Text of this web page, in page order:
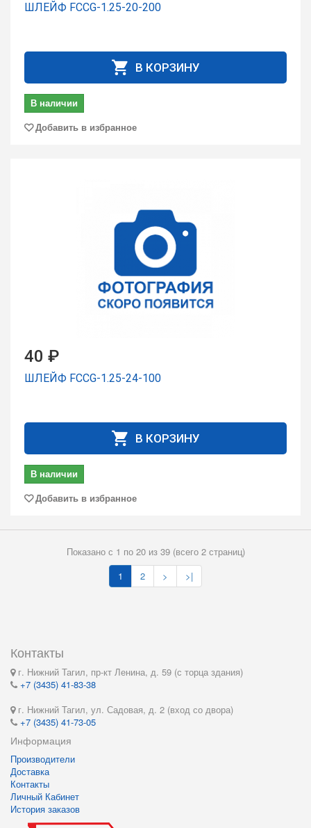
ШЛЕЙФ FCCG-1.25-20-200
В КОРЗИНУ
В наличии
Добавить в избранное
40 ₽
ШЛЕЙФ FCCG-1.25-24-100
В КОРЗИНУ
В наличии
Добавить в избранное
Показано с 1 по 20 из 39 (всего 2 страниц)
1
2 > >|
Контакты
г. Нижний Тагил, пр-кт Ленина, д. 59 (с торца здания)
+7 (3435) 41-83-38
г. Нижний Тагил, ул. Садовая, д. 2 (вход со двора)
+7 (3435) 41-73-05
Информация
Производители
Доставка
Контакты
Личный Кабинет
История заказов